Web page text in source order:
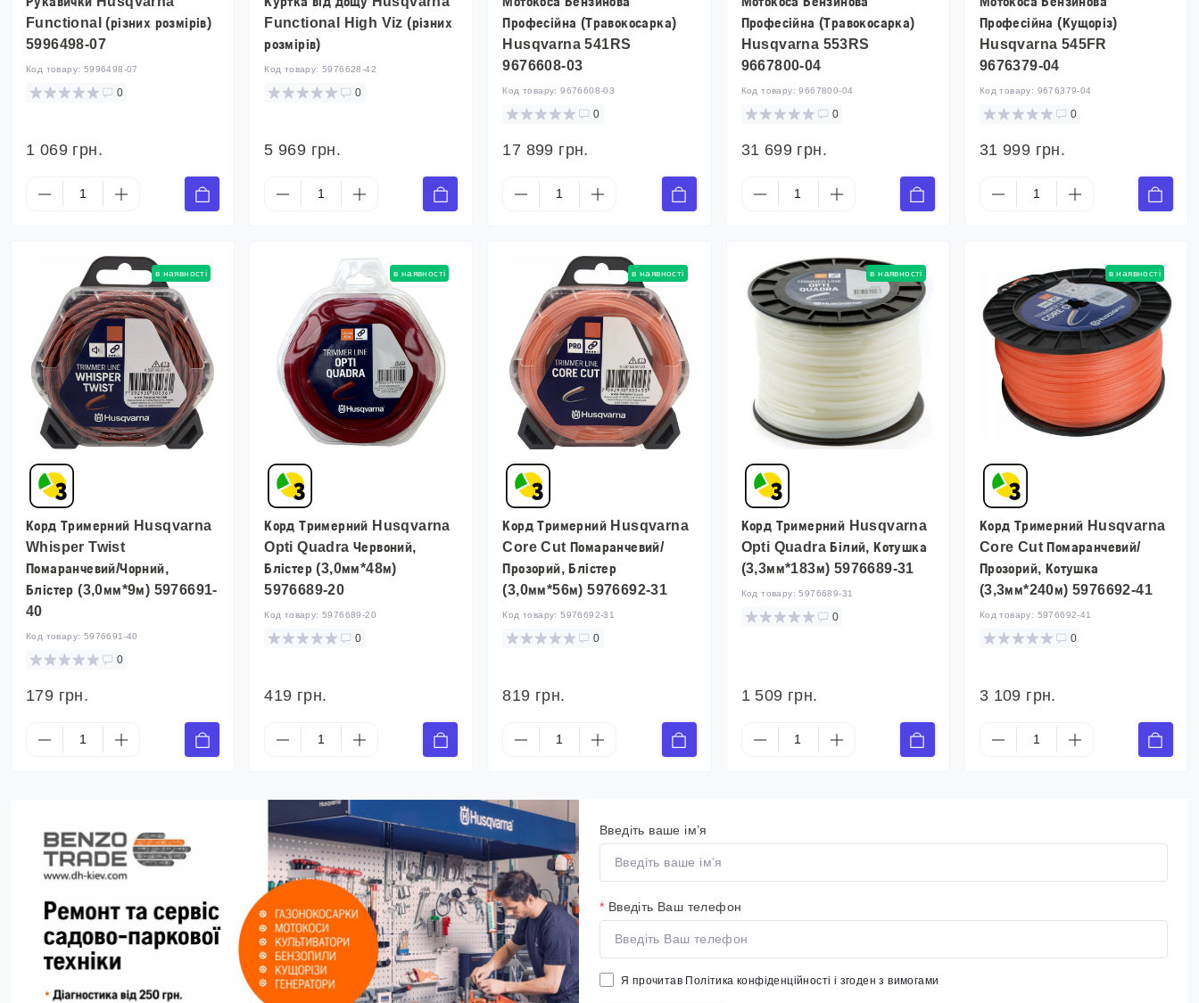
Functional (різних розмірів)
5996498-07
Код товару: 5996498-07
0
1 069 грн.
Functional High Viz (різних
розмірів)
Код товару: 5976628-42
0
5 969 грн.
Професійна (Травокосарка)
Husqvarna 541RS
9676608-03
Код товару:9676608-03
0
17 899 грн.
Професійна (Травокосарка)
Husqvarna 553RS
9667800-04
Код товару:9667800-04
0
31 699 грн.
Професійна (Кущоріз)
Husqvarna 545FR
9676379-04
Код товару: 9676379-04
0
31 999 грн.
в наявності
Корд Тримерний Husqvarna
Whisper Twist
Помаранчевий/Чорний,
Блістер (3,0мм*9м) 5976691-
40
Код товару: 5976691-40
0
179 грн.
в наявності
Корд Тримерний Husqvarna
Opti Quadra Червоний,
Блістер (3,0мм*48м)
5976689-20
Код товару: 5976689-20
0
419 грн.
в наявності
Корд Тримерний Husqvarna
Core Cut Помаранчевий/
Прозорий, Блістер
(3,0мм*56м) 5976692-31
Код товару:5976692-31
0
819 грн.
в наявності
Корд Тримерний Husqvarna
Opti Quadra Білий, Котушка
(3,3мм*183м) 5976689-31
Код товару:5976689-31
0
1 509 грн.
в наявності
Корд Тримерний Husqvarna
Core Cut Помаранчевий/
Прозорий, Котушка
(3,3мм*240м) 5976692-41
Код товару: 5976692-41
0
3 109 грн.
Введіть ваше ім’я
* Введіть Ваш телефон
Я прочитав Політика конфіденційності і згоден з вимогами